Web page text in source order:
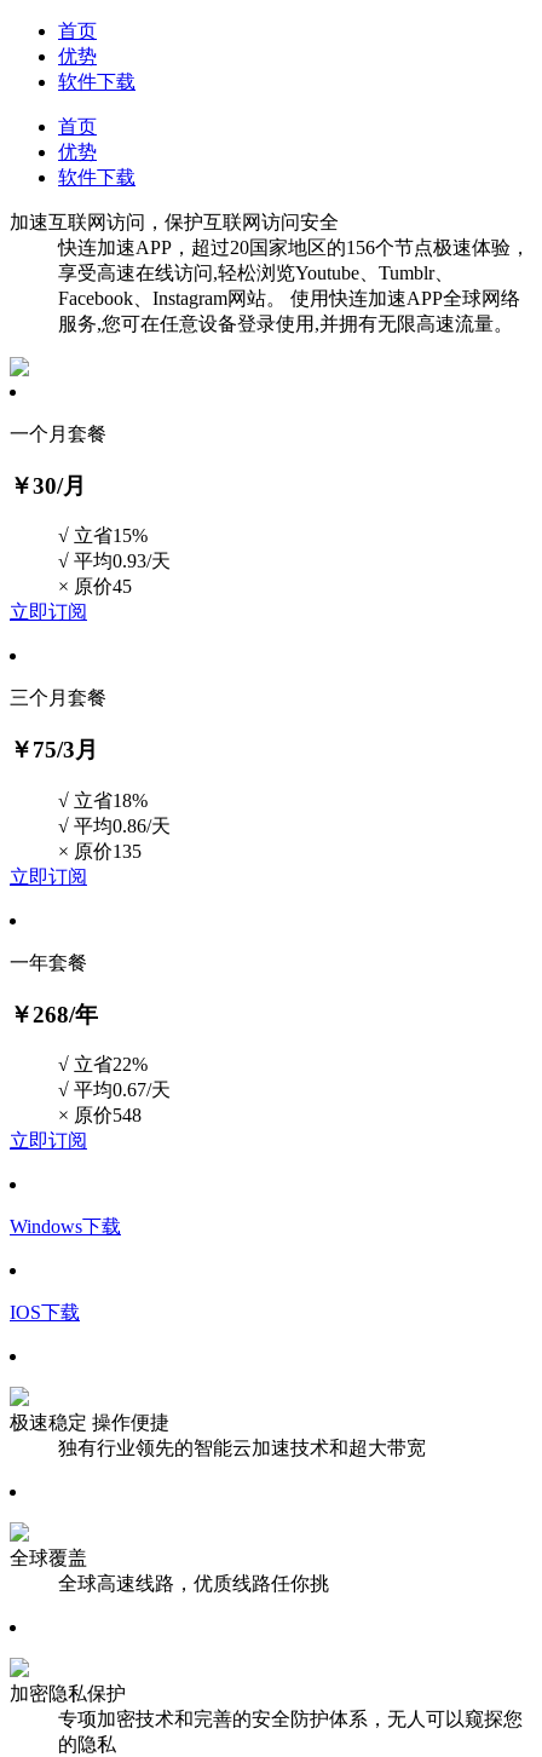
首页
优势
软件下载
首页
优势
软件下载
加速互联网访问，保护互联网访问安全
快连加速APP，超过20国家地区的156个节点极速体验，
享受高速在线访问,轻松浏览Youtube、Tumblr、
Facebook、Instagram网站。 使用快连加速APP全球网络
服务,您可在任意设备登录使用,并拥有无限高速流量。
一个月套餐
￥30/月
√ 立省15%
√ 平均0.93/天
× 原价45
立即订阅
三个月套餐
￥75/3月
√ 立省18%
√ 平均0.86/天
× 原价135
立即订阅
一年套餐
￥268/年
√ 立省22%
√ 平均0.67/天
× 原价548
立即订阅
Windows下载
IOS下载
极速稳定 操作便捷
独有行业领先的智能云加速技术和超大带宽
全球覆盖
全球高速线路，优质线路任你挑
加密隐私保护
专项加密技术和完善的安全防护体系，无人可以窥探您
的隐私